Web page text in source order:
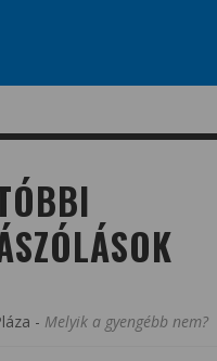
- Melyik a gyengébb nem?